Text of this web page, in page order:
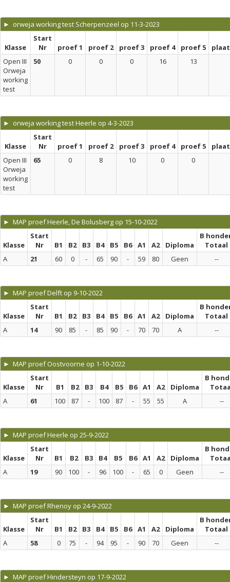
► orweja working test Scherpenzeel op 11-3-2023
Klasse
Start
Nr
proef 1 proef 2 proef 3 proef 4 proef 5
Open III
Orweja
working
test
50 0 0 0 16 13
► orweja working test Heerle op 4-3-2023
Klasse
Start
Nr
proef 1 proef 2 proef 3 proef 4 proef 5
Open III
Orweja
working
test
65 0 8 10 0 0
► MAP proef Heerle, De Bolusberg op 15-10-2022
Klasse
Start
Nr
B1 B2 B3 B4 B5 B6 A1 A2 Diploma
B
Totaal
A
21 60 0 - 65 90 - 59 80 Geen --
► MAP proef Delft op 9-10-2022
Klasse
Start
Nr
B1 B2 B3 B4 B5 B6 A1 A2 Diploma
B
Totaal
A
14 90 85 - 85 90 - 70 70 A --
► MAP proef Oostvoorne op 1-10-2022
Klasse
Start
Nr
B1 B2 B3 B4 B5 B6 A1 A2 Diploma
B
A
61 100 87 - 100 87 - 55 55 A --
► MAP proef Heerle op 25-9-2022
Klasse
Start
Nr
B1 B2 B3 B4 B5 B6 A1 A2 Diploma
B
A
19 90 100 - 96 100 - 65 0 Geen --
► MAP proef Rhenoy op 24-9-2022
Klasse
Start
Nr
B1 B2 B3 B4 B5 B6 A1 A2 Diploma
B
Totaal
A
58 0 75 - 94 95 - 90 70 Geen --
► MAP proef Hindersteyn op 17-9-2022